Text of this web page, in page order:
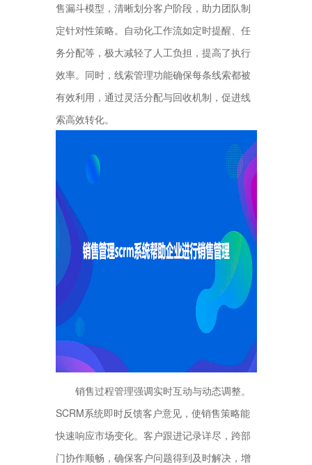
售漏斗模型，清晰划分客户阶段，助力团队制
定针对性策略。自动化工作流如定时提醒、任
务分配等，极大减轻了人工负担，提高了执行
效率。同时，线索管理功能确保每条线索都被
有效利用，通过灵活分配与回收机制，促进线
索高效转化。
销售过程管理强调实时互动与动态调整。
SCRM系统即时反馈客户意见，使销售策略能
快速响应市场变化。客户跟进记录详尽，跨部
门协作顺畅，确保客户问题得到及时解决，增